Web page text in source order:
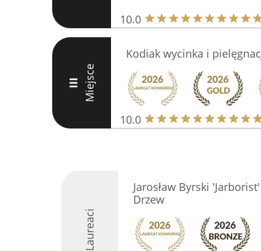
10.0
III Miejsce
Kodiak wycinka i
10.0
Laureaci
Jarosław Byrski
Drzew